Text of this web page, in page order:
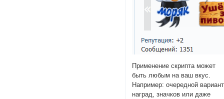
Применение скрипта может
быть любым на ваш вкус.
Например: очередной вариант
наград, значков или даже